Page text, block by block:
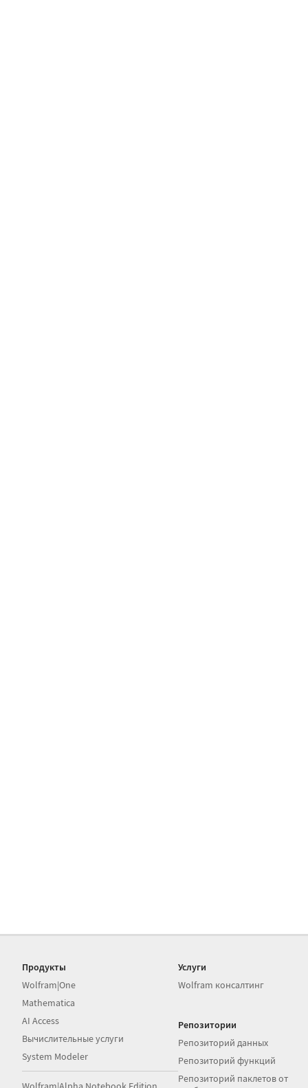
Продукты
Wolfram|One
Mathematica
AI Access
Вычислительные услуги
System Modeler
Услуги
Wolfram консалтинг
Репозитории
Репозиторий данных
Репозиторий функций
Репозиторий паклетов от